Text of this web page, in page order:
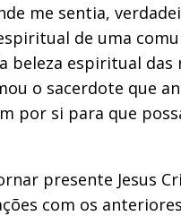
me sentia,
de uma
espiritual
o sacerdote que
por si para que
presente Jesus
com os